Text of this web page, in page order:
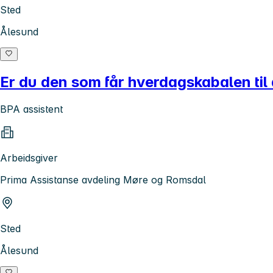
Sted
Ålesund
Er du den som får hverdagskabalen til
BPA assistent
Arbeidsgiver
Prima Assistanse avdeling Møre og Romsdal
Sted
Ålesund